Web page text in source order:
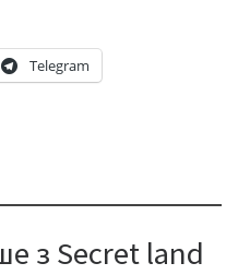
Telegram
з Secret land